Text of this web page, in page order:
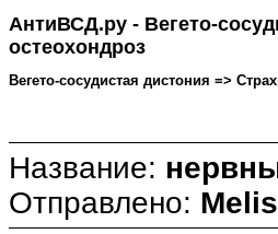
АнтиВСД.ру - Вегето-
остеохондроз
Вегето-сосудистая дистония =>
Название:
Отправлено: